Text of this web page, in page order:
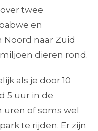
twee
en
Noord naar Zuid
dieren rond.
als je door 10
5 uur in de
of soms wel
te rijden. Er zijn